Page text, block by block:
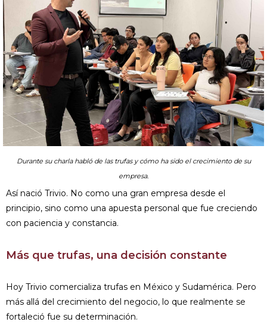
Durante su charla habló de las trufas y cómo ha sido el crecimiento de su
empresa.
Así nació Trivio. No como una gran empresa desde el
principio, sino como una apuesta personal que fue creciendo
con paciencia y constancia.
Más que trufas, una decisión constante
Hoy Trivio comercializa trufas en México y Sudamérica. Pero
más allá del crecimiento del negocio, lo que realmente se
fortaleció fue su determinación.